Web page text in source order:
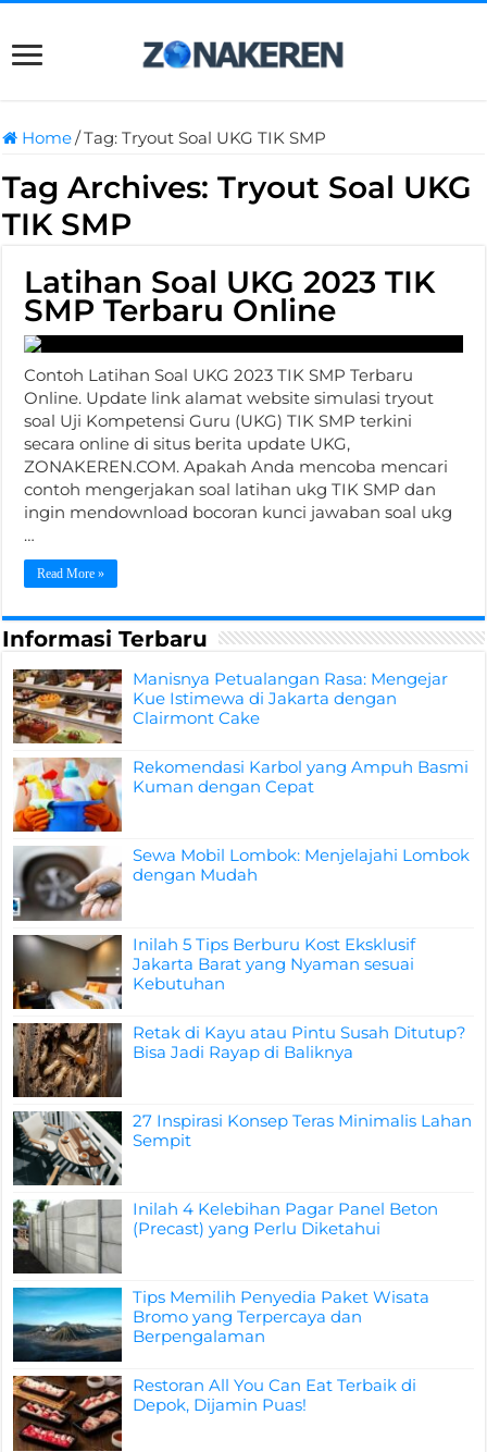
Home/Tag:Tryout Soal UKG TIK SMP
Tag Archives:Tryout Soal UKG
TIK SMP
Latihan Soal UKG 2023 TIK
SMP Terbaru Online
Contoh Latihan Soal UKG 2023 TIK SMP Terbaru
Online. Update link alamat website simulasi tryout
soal Uji Kompetensi Guru (UKG) TIK SMP terkini
secara online di situs berita update UKG,
ZONAKEREN.COM. Apakah Anda mencoba mencari
contoh mengerjakan soal latihan ukg TIK SMP dan
ingin mendownload bocoran kunci jawaban soal ukg
…
Read More »
Informasi Terbaru
Manisnya Petualangan Rasa: Mengejar
Kue Istimewa di Jakarta dengan
Clairmont Cake
Rekomendasi Karbol yang Ampuh Basmi
Kuman dengan Cepat
Sewa Mobil Lombok: Menjelajahi Lombok
dengan Mudah
Inilah 5 Tips Berburu Kost Eksklusif
Jakarta Barat yang Nyaman sesuai
Kebutuhan
Retak di Kayu atau Pintu Susah Ditutup?
Bisa Jadi Rayap di Baliknya
27 Inspirasi Konsep Teras Minimalis Lahan
Sempit
Inilah 4 Kelebihan Pagar Panel Beton
(Precast) yang Perlu Diketahui
Tips Memilih Penyedia Paket Wisata
Bromo yang Terpercaya dan
Berpengalaman
Restoran All You Can Eat Terbaik di
Depok, Dijamin Puas!